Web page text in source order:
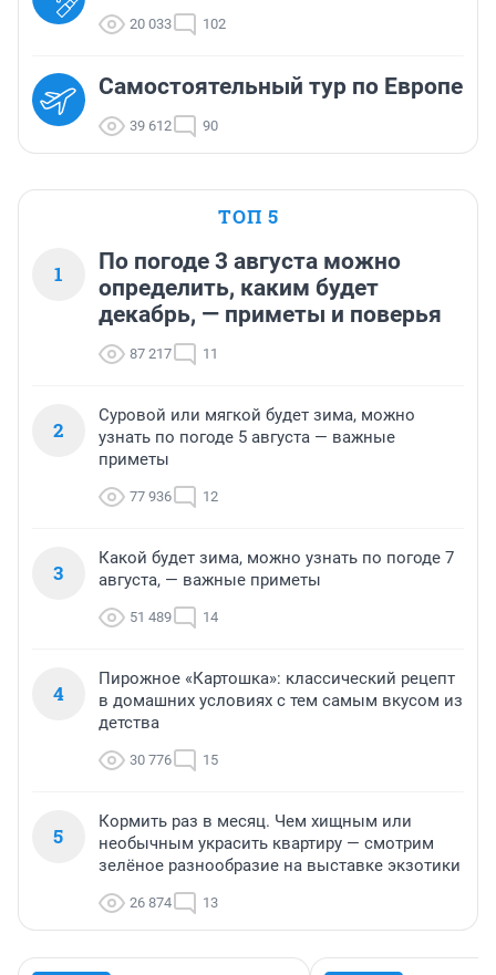
20 033 102
Самостоятельный тур по Европе
39 612 90
ТОП 5
1
По погоде 3 августа можно
определить, каким будет
декабрь, — приметы и поверья
87 217 11
2
Суровой или мягкой будет зима, можно
узнать по погоде 5 августа — важные
приметы
77 936 12
3
Какой будет зима, можно узнать по погоде 7
августа, — важные приметы
51 489 14
4
Пирожное «Картошка»: классический рецепт
в домашних условиях с тем самым вкусом из
детства
30 776 15
5
Кормить раз в месяц. Чем хищным или
необычным украсить квартиру — смотрим
зелёное разнообразие на выставке экзотики
26 874 13